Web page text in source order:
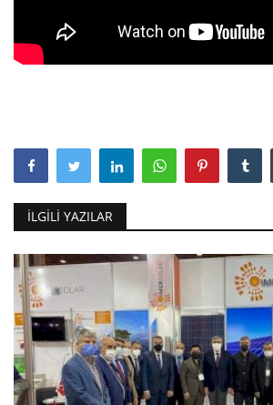
İLGILI YAZILAR